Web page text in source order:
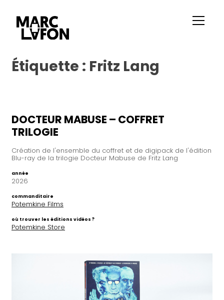
Étiquette : Fritz Lang
DOCTEUR MABUSE – COFFRET
TRILOGIE
Création de l'ensemble du coffret et de digipack de l'édition
Blu-ray de la trilogie Docteur Mabuse de Fritz Lang
année
2026
commanditaire
Potemkine Films
où trouver les éditions vidéos ?
Potemkine Store